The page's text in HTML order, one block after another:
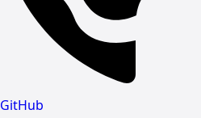
GitHub